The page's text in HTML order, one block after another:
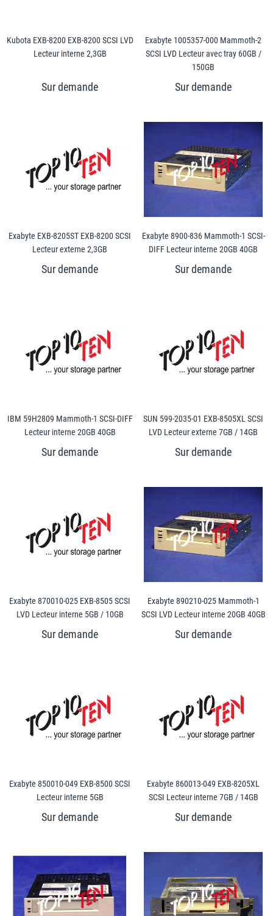
Kubota EXB-8200 EXB-8200 SCSI LVD
Lecteur interne 2,3GB
Exabyte 1005357-000 Mammoth-2
SCSI LVD Lecteur avec tray 60GB /
150GB
Exabyte EXB-8205ST EXB-8200 SCSI
Lecteur externe 2,3GB
Exabyte 8900-836 Mammoth-1 SCSI-
DIFF Lecteur interne 20GB 40GB
IBM 59H2809 Mammoth-1 SCSI-DIFF
Lecteur interne 20GB 40GB
SUN 599-2035-01 EXB-8505XL SCSI
LVD Lecteur externe 7GB / 14GB
Exabyte 870010-025 EXB-8505 SCSI
LVD Lecteur interne 5GB / 10GB
Exabyte 890210-025 Mammoth-1
SCSI LVD Lecteur interne 20GB 40GB
Exabyte 850010-049 EXB-8500 SCSI
Lecteur interne 5GB
Exabyte 860013-049 EXB-8205XL
SCSI Lecteur interne 7GB / 14GB